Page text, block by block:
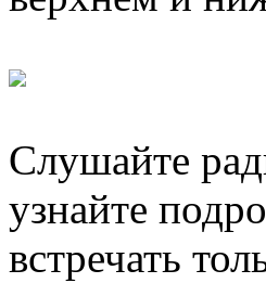
Слушайте
узнайте
встречать